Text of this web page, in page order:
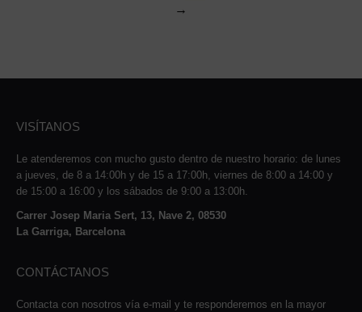
→
VISÍTANOS
Le atenderemos con mucho gusto dentro de nuestro horario: de lunes
a jueves, de 8 a 14:00h y de 15 a 17:00h, viernes de 8:00 a 14:00 y
de 15:00 a 16:00 y los sábados de 9:00 a 13:00h.
Carrer Josep Maria Sert, 13, Nave 2, 08530
La Garriga, Barcelona
CONTÁCTANOS
Contacta con nosotros vía e-mail y te responderemos en la mayor